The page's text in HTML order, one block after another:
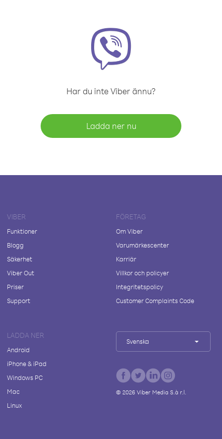
Har du inte Viber ännu?
Ladda ner nu
VIBER
Funktioner
Blogg
Säkerhet
Viber Out
Priser
Support
FÖRETAG
Om Viber
Varumärkescenter
Karriär
Villkor och policyer
Integritetspolicy
Customer Complaints Code
LADDA NER
Android
iPhone & iPad
Windows PC
Mac
Linux
Svenska
© 2026Viber Media S.à r.l.